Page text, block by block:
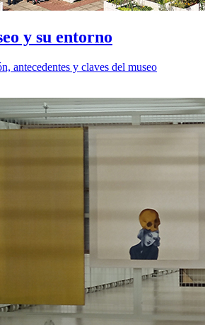
y su entorno
antecedentes y claves del museo